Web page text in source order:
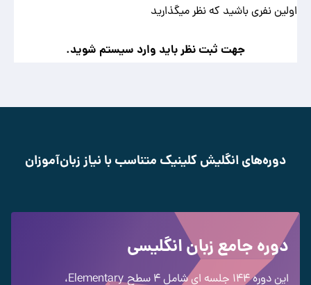
اولین نفری باشید که نظر میگذارید
جهت ثبت نظر باید وارد سیستم شوید.
دوره‌های انگلیش کلینیک متناسب با نیاز زبان‌آموزان
دوره جامع زبان انگلیسی
این دوره 144 جلسه ای شامل 4 سطح Elementary،